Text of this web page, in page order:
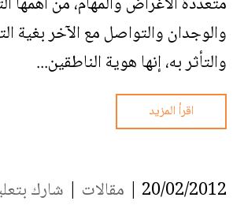
والوجدان والتواصل مع الآخر بغية
والتأثر به، إنها هوية الناطقين...
اقرأ المزيد
20/02/2012 | مقالات | شارك